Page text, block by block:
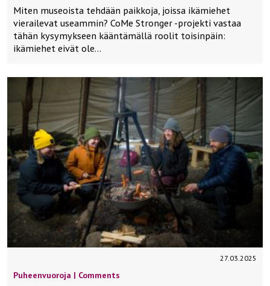
Miten museoista tehdään paikkoja, joissa ikämiehet
vierailevat useammin? CoMe Stronger -projekti vastaa
tähän kysymykseen kääntämällä roolit toisinpäin:
ikämiehet eivät ole…
27.03.2025
Puheenvuoroja | Comments